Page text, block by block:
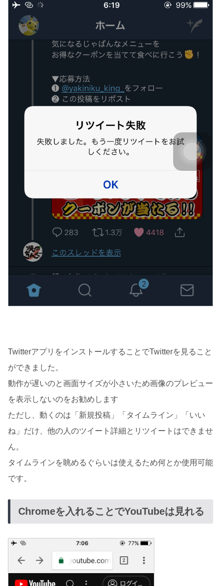
TwitterアプリをインストールすることでTwitterを見ること
ができました。
動作が遅いのと画面サイズが小さいため画像のプレビュー
を表示しないのをお勧めします
ただし、動くのは「新規投稿」「タイムライン」「いい
ね」だけ、他の人のツイート詳細とリツイートはできませ
ん。
タイムラインを眺めるぐらいは使えるため何とか使用可能
です。
Chromeを入れることでYouTubeは見れる